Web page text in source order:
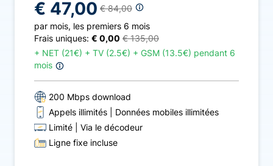
€ 47,00 € 84,00
par mois, les premiers 6 mois
Frais uniques: € 0,00 € 135,00
+ NET (21€) + TV (2.5€) + GSM (13.5€) pendant 6
mois
200 Mbps download
Appels illimités
Données mobiles illimitées
Limité
Via le décodeur
Ligne fixe incluse